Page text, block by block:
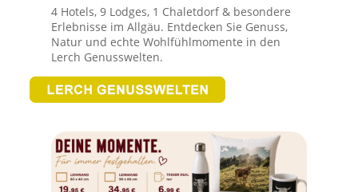
4 Hotels, 9 Lodges, 1 Chaletdorf & besondere
Erlebnisse im Allgäu. Entdecken Sie Genuss,
Natur und echte Wohlfühlmomente in den
Lerch Genusswelten.